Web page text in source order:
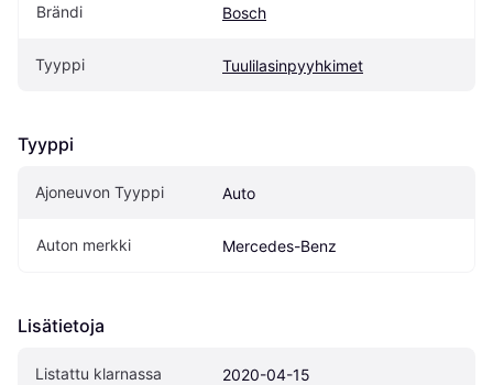
Brändi Bosch
Tyyppi Tuulilasinpyyhkimet
Tyyppi
Ajoneuvon Tyyppi Auto
Auton merkki Mercedes-Benz
Lisätietoja
Listattu klarnassa 2020-04-15